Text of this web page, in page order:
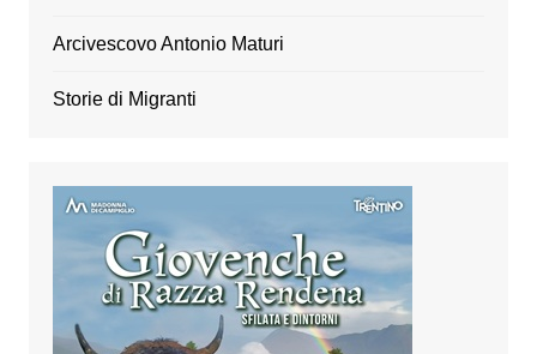
Arcivescovo Antonio Maturi
Storie di Migranti